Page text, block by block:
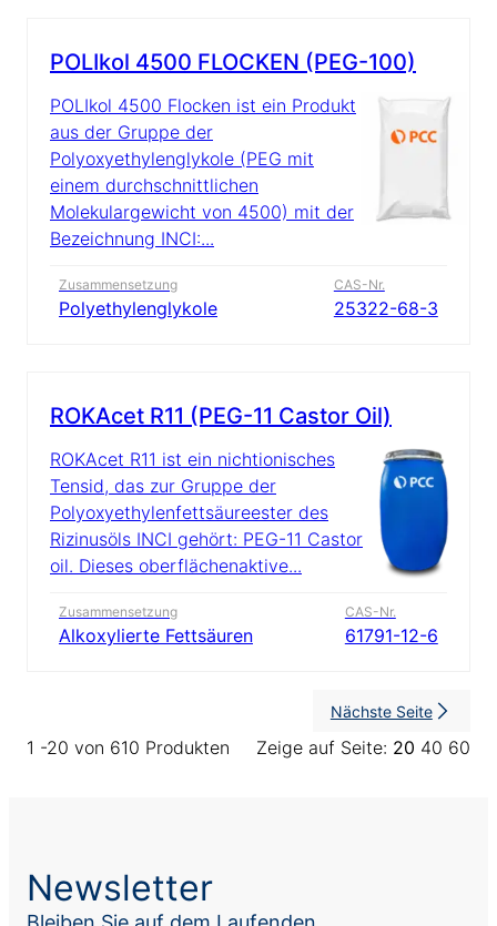
POLIkol 4500 FLOCKEN (PEG-100)
POLIkol 4500 Flocken ist ein Produkt
aus der Gruppe der
Polyoxyethylenglykole (PEG mit
einem durchschnittlichen
Molekulargewicht von 4500) mit der
Bezeichnung INCI:...
Zusammensetzung
Polyethylenglykole
CAS-Nr.
25322-68-3
ROKAcet R11 (PEG-11 Castor Oil)
ROKAcet R11 ist ein nichtionisches
Tensid, das zur Gruppe der
Polyoxyethylenfettsäureester des
Rizinusöls INCI gehört: PEG-11 Castor
oil. Dieses oberflächenaktive...
Zusammensetzung
Alkoxylierte Fettsäuren
CAS-Nr.
61791-12-6
1 -20 von 610 Produkten Zeige auf Seite: 20 40 60
Nächste Seite
Newsletter